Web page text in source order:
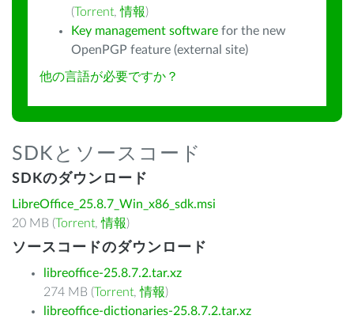
(Torrent,情報)
Key management software for the new
OpenPGP feature (external site)
他の言語が必要ですか？
SDKとソースコード
SDKのダウンロード
LibreOffice_25.8.7_Win_x86_sdk.msi
20 MB (Torrent,情報)
ソースコードのダウンロード
libreoffice-25.8.7.2.tar.xz
274 MB (Torrent,情報)
libreoffice-dictionaries-25.8.7.2.tar.xz